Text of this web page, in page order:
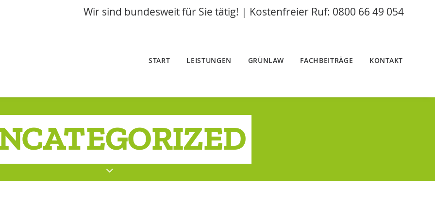
Wir sind bundesweit für Sie tätig! | Kostenfreier Ruf: 0800 66 49 054
START LEISTUNGEN GRÜNLAW FACHBEITRÄGE KONTAKT